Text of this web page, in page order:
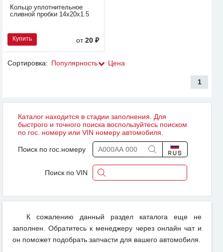
Кольцо уплотнительное
сливной пробки 14х20х1.5
Купить от20 ₽
Сортировка: Популярность Цена
1
Каталог находится в стадии заполнения. Для
быстрого и точного поиска воспользуйтесь поиском
по гос. номеру или VIN номеру автомобиля.
Поиск по гос.номеру
Поиск по VIN
К сожалению данный раздел каталога еще не
заполнен. Обратитесь к менеджеру через онлайн чат и
он поможет подобрать запчасти для вашего автомобиля.